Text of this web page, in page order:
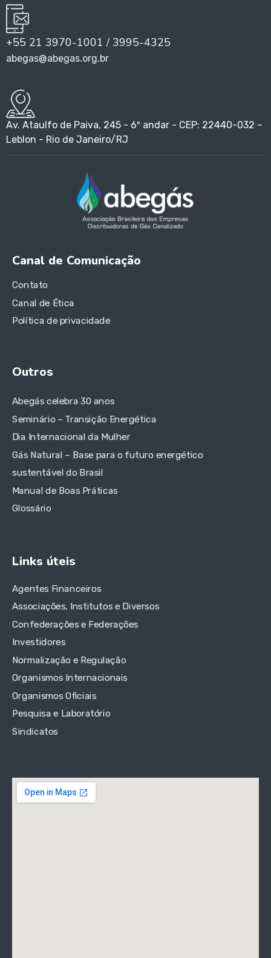
+55 21 3970-1001 / 3995-4325
abegas@abegas.org.br
Av. Ataulfo de Paiva, 245 - 6º andar - CEP: 22440-032 –
Leblon - Rio de Janeiro/RJ
Canal de Comunicação
Contato
Canal de Ética
Política de privacidade
Outros
Abegás celebra 30 anos
Seminário – Transição Energética
Dia Internacional da Mulher
Gás Natural – Base para o futuro energético
sustentável do Brasil
Manual de Boas Práticas
Glossário
Links úteis
Agentes Financeiros
Associações, Institutos e Diversos
Confederações e Federações
Investidores
Normalização e Regulação
Organismos Internacionais
Organismos Oficiais
Pesquisa e Laboratório
Sindicatos